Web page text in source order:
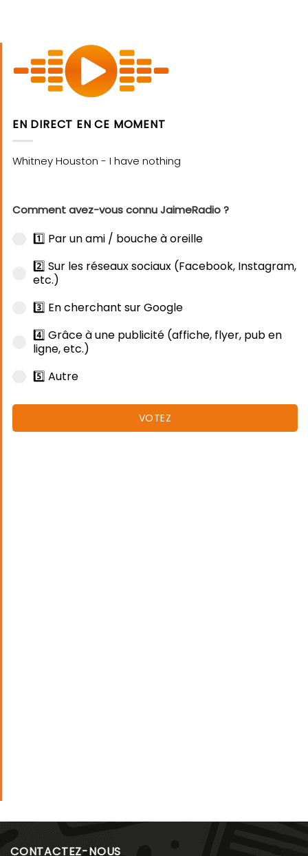
EN DIRECT EN CE MOMENT
Comment avez-vous connu JaimeRadio ?
1️⃣ Par un ami / bouche à oreille
2️⃣ Sur les réseaux sociaux (Facebook, Instagram,
etc.)
3️⃣ En cherchant sur Google
4️⃣ Grâce à une publicité (affiche, flyer, pub en
ligne, etc.)
5️⃣ Autre
VOTEZ
CONTACTEZ-NOUS